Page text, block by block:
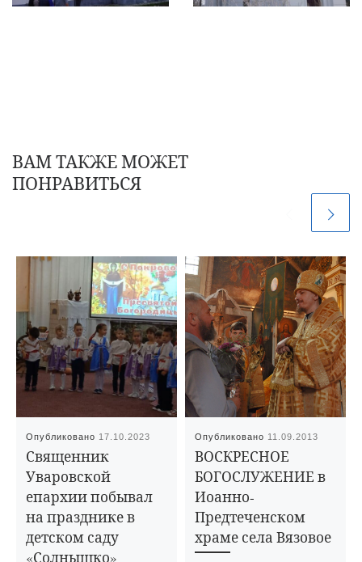
ВАМ ТАКЖЕ МОЖЕТ
ПОНРАВИТЬСЯ
Опубликовано 17.10.2023
Священник
Уваровской
епархии побывал
на празднике в
детском саду
«Солнышко»
Опубликовано 11.09.2013
ВОСКРЕСНОЕ
БОГОСЛУЖЕНИЕ в
Иоанно-
Предтеченском
храме села Вязовое